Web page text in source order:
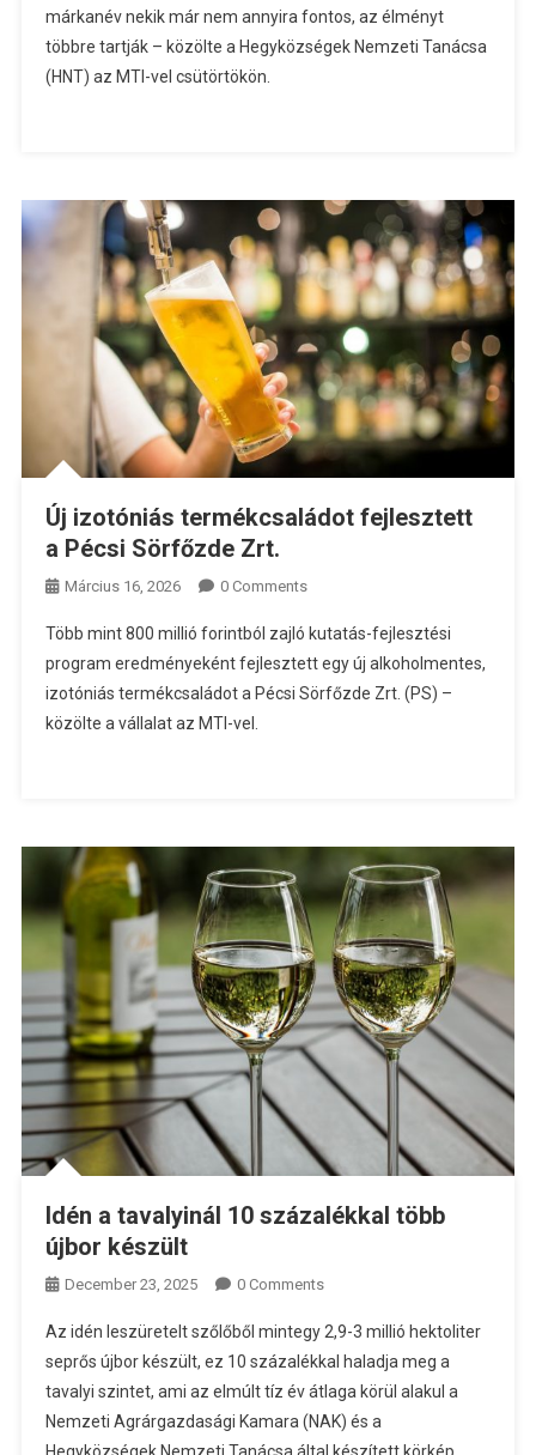
márkanév nekik már nem annyira fontos, az élményt
többre tartják – közölte a Hegyközségek Nemzeti Tanácsa
(HNT) az MTI-vel csütörtökön.
Új izotóniás termékcsaládot fejlesztett
a Pécsi Sörfőzde Zrt.
Március 16, 2026 0 Comments
Több mint 800 millió forintból zajló kutatás-fejlesztési
program eredményeként fejlesztett egy új alkoholmentes,
izotóniás termékcsaládot a Pécsi Sörfőzde Zrt. (PS) –
közölte a vállalat az MTI-vel.
Idén a tavalyinál 10 százalékkal több
újbor készült
December 23, 2025 0 Comments
Az idén leszüretelt szőlőből mintegy 2,9-3 millió hektoliter
seprős újbor készült, ez 10 százalékkal haladja meg a
tavalyi szintet, ami az elmúlt tíz év átlaga körül alakul a
Nemzeti Agrárgazdasági Kamara (NAK) és a
Hegyközségek Nemzeti Tanácsa által készített körkép